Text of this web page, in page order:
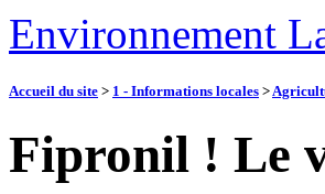
Environnement
Accueil du site > 1 - Informations locales >
Fipronil ! Le